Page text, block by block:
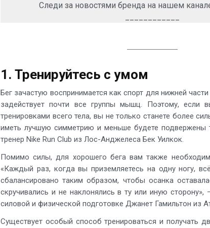
Следи за новостями бренда на нашем
1. Тренируйтесь с умом
Бег зачастую воспринимается как спорт для нижней
задействует почти все группы мышц. Поэтому, если
тренировками всего тела, вы не только станете более
иметь лучшую симметрию и меньше будете подвержены
тренер Nike Run Club из Лос-Анджелеса Бек Уилкок.
Помимо силы, для хорошего бега вам также
«Каждый раз, когда вы приземляетесь на одну ногу,
сбалансировано таким образом, чтобы осанка
скручивались и не наклонялись в ту или иную сторону»,
силовой и физической подготовке Джанет Гамильтон из
Существует особый способ тренироваться и получать